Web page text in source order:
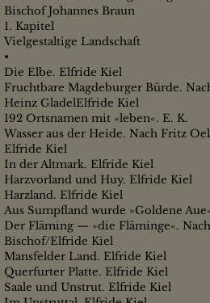
Bischof Johannes Braun
1. Kapitel
Vielgestaltige Landschaft
•
Die Elbe. Elfride Kiel
Fruchtbare Magdeburger Bürde.
Heinz GladelElfride Kiel
192 Ortsnamen mit »leben«. E. K.
Wasser aus der Heide. Nach Fritz
Elfride Kiel
In der Altmark. Elfride Kiel
Harzvorland und Huy. Elfride Kiel
Harzland. Elfride Kiel
Aus Sumpfland wurde »Goldene
Der Fläming — »die Fläminge«.
Bischof/Elfride Kiel
Mansfelder Land. Elfride Kiel
Querfurter Platte. Elfride Kiel
Saale und Unstrut. Elfride Kiel